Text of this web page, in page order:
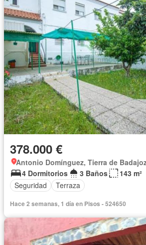
378.000 €
Antonio Domínguez, Tierra de
4 Dormitorios
3 Baños
143 m²
Seguridad
Terraza
Hace 2 semanas, 1 día en Pisos - 524650